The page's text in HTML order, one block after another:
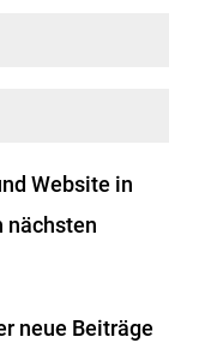
Website in
nächsten
neue Beiträge